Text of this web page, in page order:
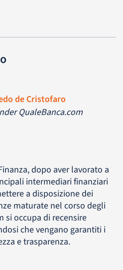
de Cristofaro
QualeBanca.com
dopo aver lavorato a
intermediari finanziari
a disposizione dei
maturate nel corso degli
si occupa di recensire
che vengano garantiti i
e trasparenza.